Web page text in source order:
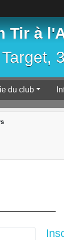
Tir à
du club